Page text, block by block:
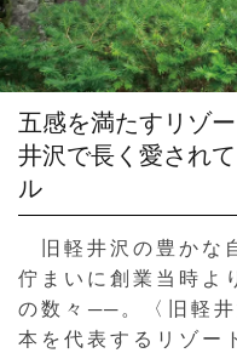
五感を満たすリゾ
井沢で長く愛され
ル
旧軽井沢の豊かな
佇まいに創業当時よ
の数々──。〈旧軽
本を代表するリゾー